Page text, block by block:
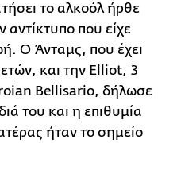
το αλκοόλ ήρθε
αντίκτυπο που είχε
Ο Άνταμς, που έχει
και την Elliot, 3
Bellisario, δήλωσε
του και η επιθυμία
ήταν το σημείο